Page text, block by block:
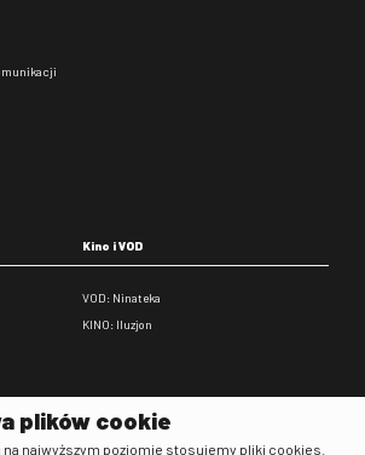
Kino i VOD
VOD: Ninateka
KINO: Iluzjon
plików cookie
na najwyższym poziomie stosujemy pliki cookies.